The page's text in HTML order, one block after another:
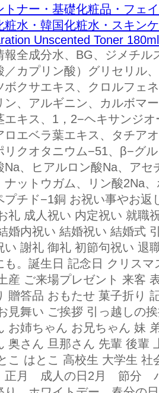
トナー・基礎化粧品・フェ
粧水・韓国化粧水・スキン
Unscented Toner 180ml
報全成分水、BG、ジメチル
／カプリン酸）グリセリル
ボクサエキス、クロルフェ
ン、アルギニン、カルボマ
エキス、1，2−ヘキサンジ
ロエベラ葉エキス、タチア
リクオタニウム−51、β−グ
Na、ヒアルロン酸Na、ア
ナットウガム、リン酸2Na
プチド−1銅 お祝い事やお
礼 成人祝い 内定祝い 就職
婚内祝い 結婚祝い 結婚式
い 謝礼 御礼 初節句祝い 退
も。誕生日 記念日 クリス
産 ご来場プレゼント 来客
贈答品 おもたせ 菓子折り
見舞い ご挨拶 引っ越しの
お姉ちゃん お兄ちゃん 妹
奥さん 旦那さん 先輩 後輩
こ はとこ 高校生 大学生
月 成人の日2月 節分